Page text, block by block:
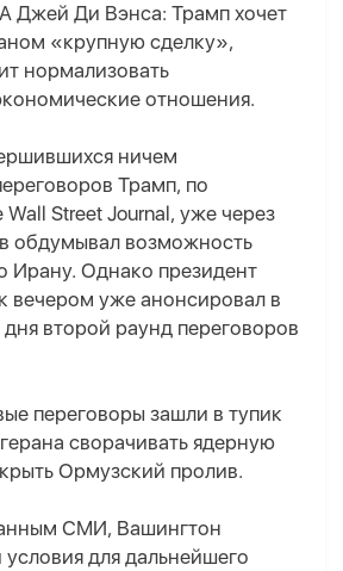
Джей Ди Вэнса: Трамп хочет
«крупную сделку»,
нормализовать
отношения.
ничем
Трамп, по
Street Journal, уже через
обдумывал возможность
Ирану. Однако президент
вечером уже анонсировал в
второй раунд переговоров
переговоры зашли в тупик
сворачивать ядерную
Ормузский пролив.
СМИ, Вашингтон
для дальнейшего